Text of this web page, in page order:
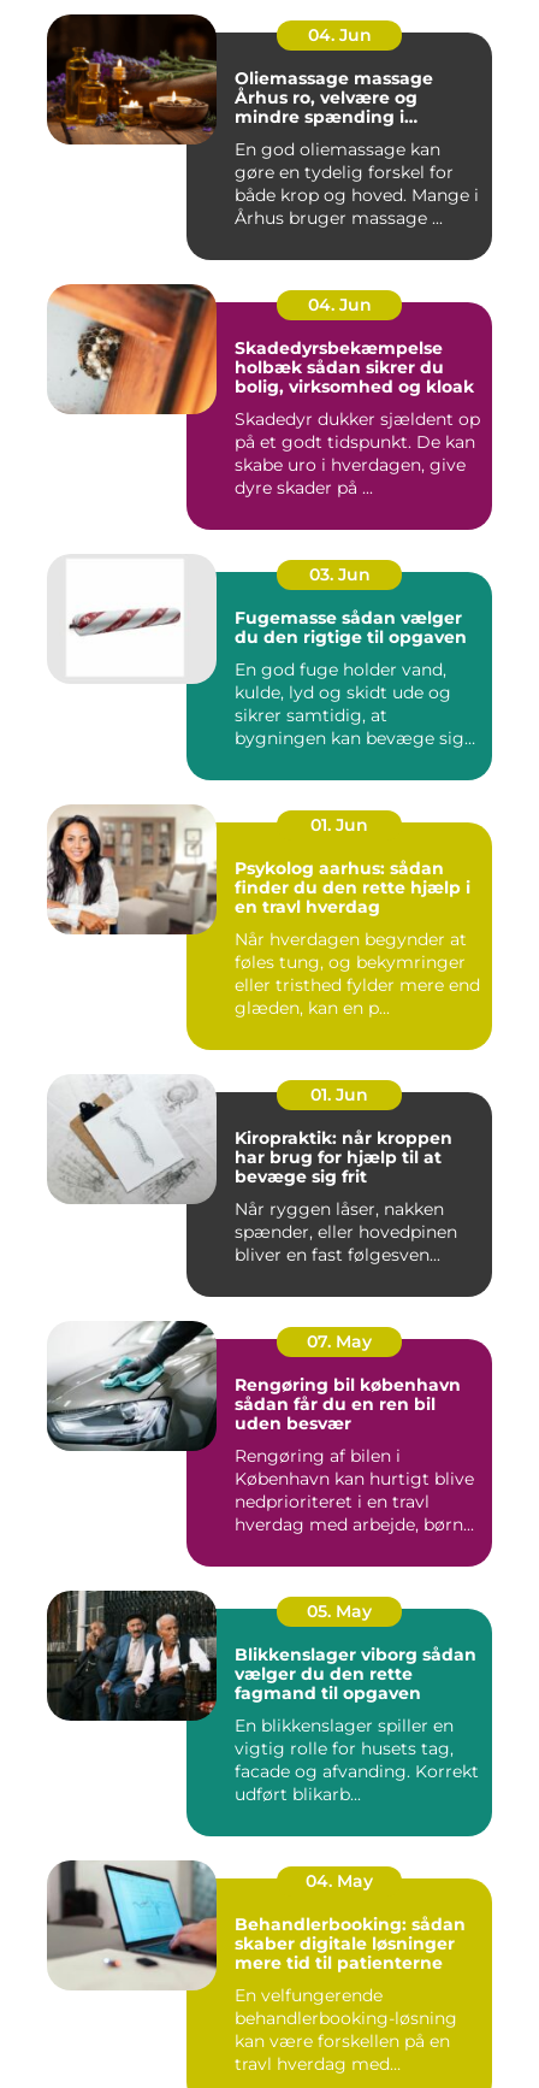
04. Jun
Oliemassage massage
Århus ro, velvære og
mindre spænding i
En god oliemassage kan
gøre en tydelig forskel for
både krop og hoved. Mange i
Århus bruger massage ...
04. Jun
Skadedyrsbekæmpelse
holbæk sådan sikrer du
bolig, virksomhed og kloak
Skadedyr dukker sjældent op
på et godt tidspunkt. De kan
skabe uro i hverdagen, give
dyre skader på ...
03. Jun
Fugemasse sådan vælger
du den rigtige til opgaven
En god fuge holder vand,
kulde, lyd og skidt ude og
sikrer samtidig, at
bygningen kan bevæge sig
01. Jun
Psykolog aarhus: sådan
finder du den rette hjælp i
en travl hverdag
Når hverdagen begynder at
føles tung, og bekymringer
eller tristhed fylder mere end
glæden, kan en p...
01. Jun
Kiropraktik: når kroppen
har brug for hjælp til at
bevæge sig frit
Når ryggen låser, nakken
spænder, eller hovedpinen
bliver en fast følgesven...
07. May
Rengøring bil københavn
sådan får du en ren bil
uden besvær
Rengøring af bilen i
København kan hurtigt blive
nedprioriteret i en travl
hverdag med arbejde, børn...
05. May
Blikkenslager viborg sådan
vælger du den rette
fagmand til opgaven
En blikkenslager spiller en
vigtig rolle for husets tag,
facade og afvanding. Korrekt
udført blikarb...
04. May
Behandlerbooking: sådan
skaber digitale løsninger
mere tid til patienterne
En velfungerende
behandlerbooking-løsning
kan være forskellen på en
travl hverdag med